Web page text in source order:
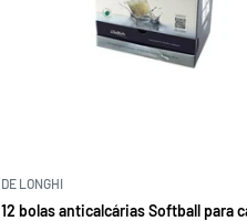
DE LONGHI
12 bolas anticalcárias Softball para